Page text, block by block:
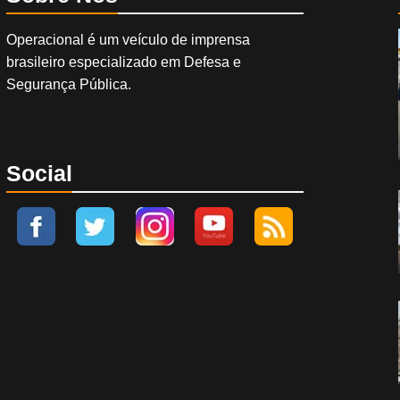
Operacional é um veículo de imprensa
brasileiro especializado em Defesa e
Segurança Pública.
Social